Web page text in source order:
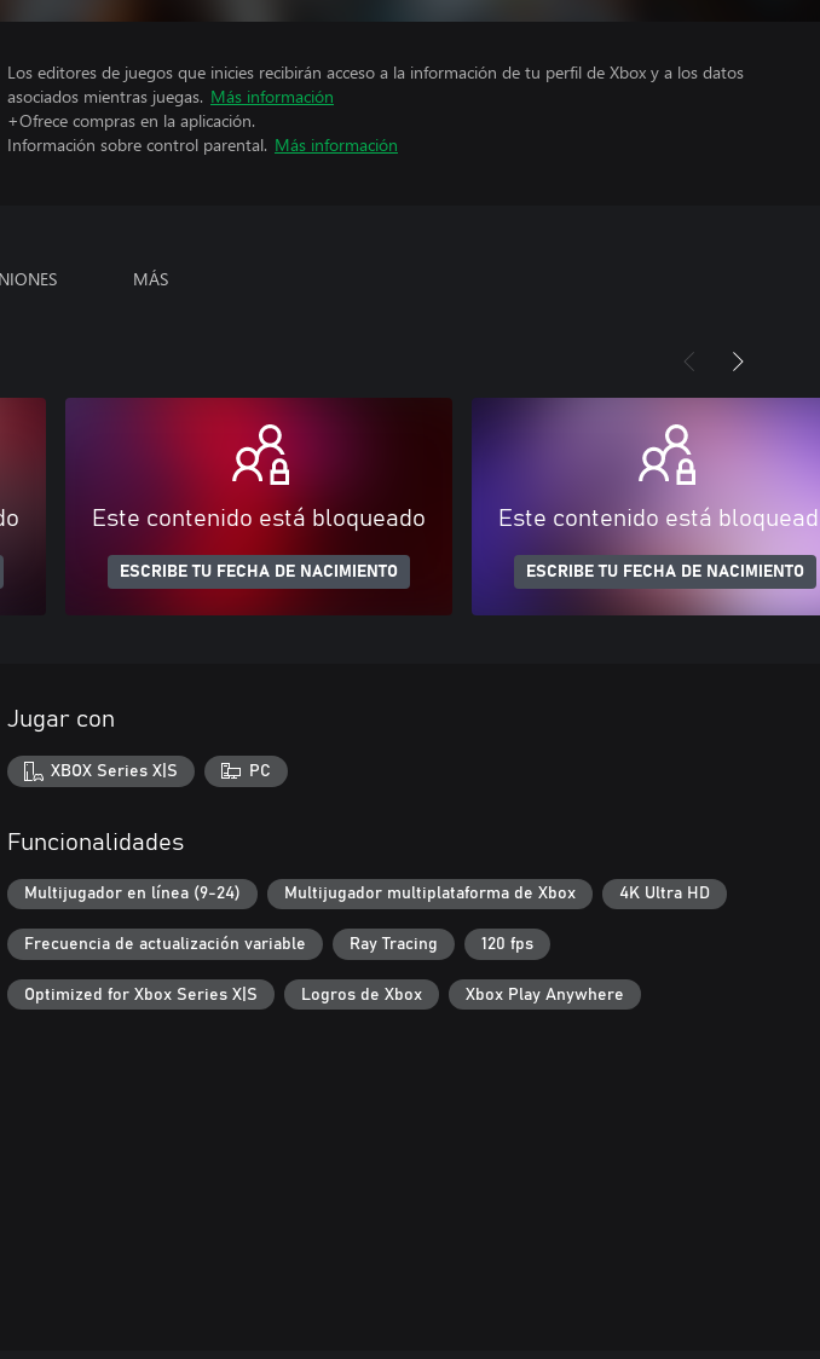
Los editores de juegos que inicies recibirán acceso a la información de tu perfil de Xbox y a los datos
asociados mientras juegas. Más información
+Ofrece compras en la aplicación.
Información sobre control parental. Más información
MÁS
Este contenido está bloqueado
ESCRIBE TU FECHA DE NACIMIENTO
Este contenido está
ESCRIBE TU FECHA DE NACIMIENTO
Jugar con
XBOX Series X|S PC
Funcionalidades
Multijugador en línea (9-24) Multijugador multiplataforma de Xbox 4K Ultra HD
Frecuencia de actualización variable Ray Tracing 120 fps
Optimized for Xbox Series X|S Logros de Xbox Xbox Play Anywhere